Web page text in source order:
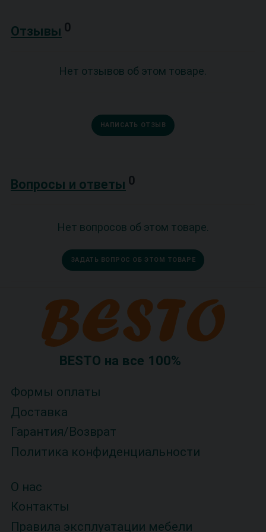
Отзывы 0
Нет отзывов об этом товаре.
НАПИСАТЬ ОТЗЫВ
Вопросы и ответы 0
Нет вопросов об этом товаре.
ЗАДАТЬ ВОПРОС ОБ ЭТОМ ТОВАРЕ
BESTO на все 100%
Формы оплаты
Доставка
Гарантия/Возврат
Политика конфиденциальности
О нас
Контакты
Правила эксплуатации мебели